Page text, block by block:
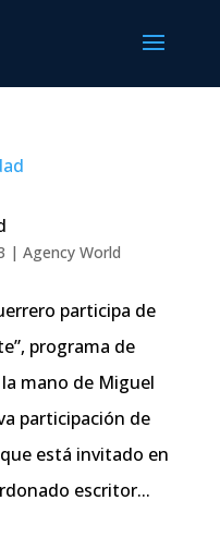
| Agency World
participa de
programa de
mano de Miguel
participación de
está invitado en
escritor...